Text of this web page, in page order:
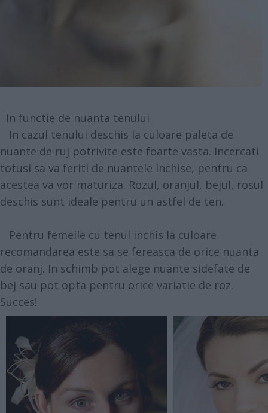
In functie de nuanta tenului
In cazul tenului deschis la culoare paleta de
nuante de ruj potrivite este foarte vasta. Incercati
totusi sa va feriti de nuantele inchise, pentru ca
acestea va vor maturiza. Rozul, oranjul, bejul, rosul
deschis sunt ideale pentru un astfel de ten.
Pentru femeile cu tenul inchis la culoare
recomandarea este sa se fereasca de orice nuanta
de oranj. In schimb pot alege nuante sidefate de
bej sau pot opta pentru orice variatie de roz.
Succes!